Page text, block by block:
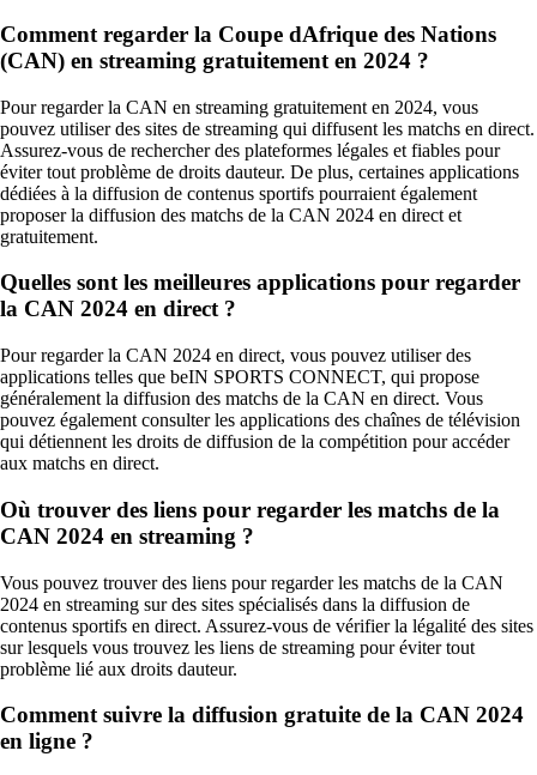
Comment regarder la Coupe dAfrique des Nations
(CAN) en streaming gratuitement en 2024 ?
Pour regarder la CAN en streaming gratuitement en 2024, vous
pouvez utiliser des sites de streaming qui diffusent les matchs en direct.
Assurez-vous de rechercher des plateformes légales et fiables pour
éviter tout problème de droits dauteur. De plus, certaines applications
dédiées à la diffusion de contenus sportifs pourraient également
proposer la diffusion des matchs de la CAN 2024 en direct et
gratuitement.
Quelles sont les meilleures applications pour regarder
la CAN 2024 en direct ?
Pour regarder la CAN 2024 en direct, vous pouvez utiliser des
applications telles que beIN SPORTS CONNECT, qui propose
généralement la diffusion des matchs de la CAN en direct. Vous
pouvez également consulter les applications des chaînes de télévision
qui détiennent les droits de diffusion de la compétition pour accéder
aux matchs en direct.
Où trouver des liens pour regarder les matchs de la
CAN 2024 en streaming ?
Vous pouvez trouver des liens pour regarder les matchs de la CAN
2024 en streaming sur des sites spécialisés dans la diffusion de
contenus sportifs en direct. Assurez-vous de vérifier la légalité des sites
sur lesquels vous trouvez les liens de streaming pour éviter tout
problème lié aux droits dauteur.
Comment suivre la diffusion gratuite de la CAN 2024
en ligne ?